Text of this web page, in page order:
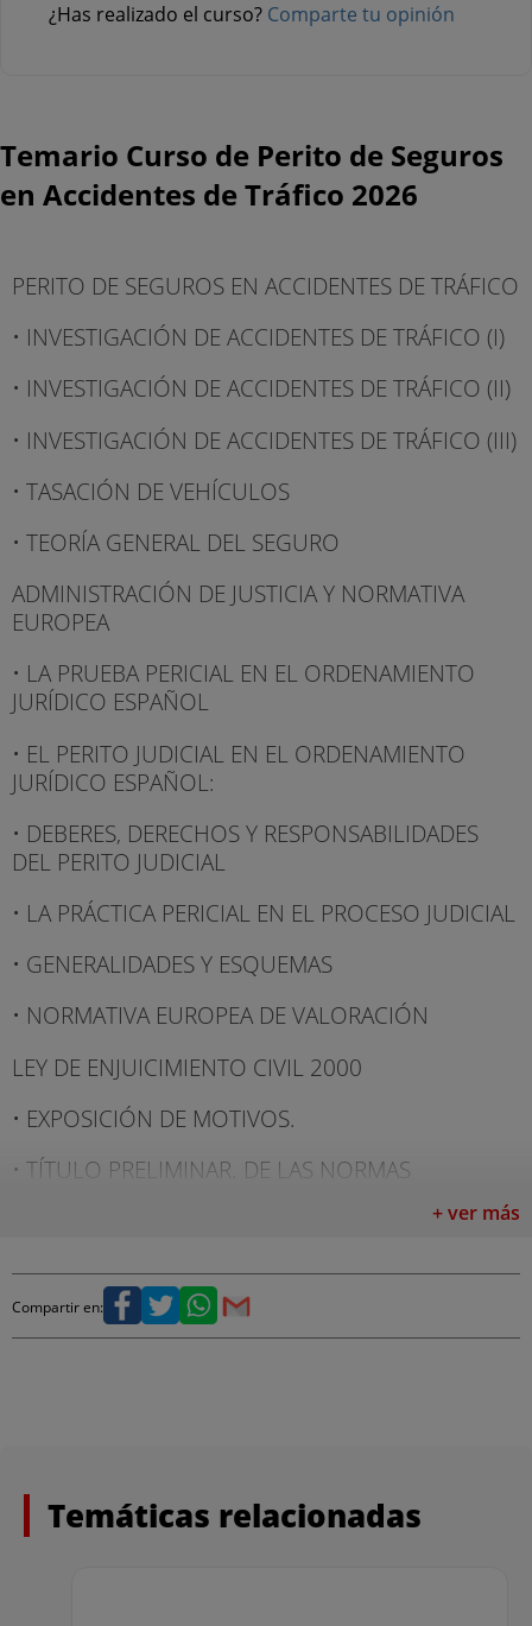
¿Has realizado el curso? Comparte tu opinión
Temario Curso de Perito de Seguros
en Accidentes de Tráfico 2026
PERITO DE SEGUROS EN ACCIDENTES DE TRÁFICO
• INVESTIGACIÓN DE ACCIDENTES DE TRÁFICO (I)
• INVESTIGACIÓN DE ACCIDENTES DE TRÁFICO (II)
• INVESTIGACIÓN DE ACCIDENTES DE TRÁFICO (III)
• TASACIÓN DE VEHÍCULOS
• TEORÍA GENERAL DEL SEGURO
ADMINISTRACIÓN DE JUSTICIA Y NORMATIVA
EUROPEA
• LA PRUEBA PERICIAL EN EL ORDENAMIENTO
JURÍDICO ESPAÑOL
• EL PERITO JUDICIAL EN EL ORDENAMIENTO
JURÍDICO ESPAÑOL:
• DEBERES, DERECHOS Y RESPONSABILIDADES
DEL PERITO JUDICIAL
• LA PRÁCTICA PERICIAL EN EL PROCESO JUDICIAL
• GENERALIDADES Y ESQUEMAS
• NORMATIVA EUROPEA DE VALORACIÓN
LEY DE ENJUICIMIENTO CIVIL 2000
• EXPOSICIÓN DE MOTIVOS.
• TÍTULO PRELIMINAR. DE LAS NORMAS
RELATIVAS A LOS JUICIOS CIVILES
• LIBRO II. DE LOS PROCESOS DECLARATIVOS
+ ver más
Compartir en:
Temáticas relacionadas